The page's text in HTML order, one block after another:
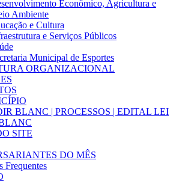
Econômico, Agricultura e
Ambiente
e Cultura
e Serviços Públicos
Municipal de Esportes
ORGANIZACIONAL
BLANC | PROCESSOS | EDITAL LEI
SITE
DO MÊS
Frequentes